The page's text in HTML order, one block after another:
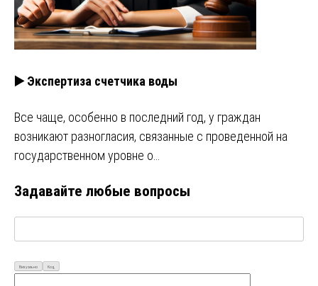
▶️ Экспертиза счетчика воды
Все чаще, особенно в последний год, у граждан
возникают разногласия, связанные с проведенной на
государственном уровне о…
Задавайте любые вопросы
Визуально Код